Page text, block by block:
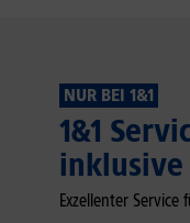
NUR BEI 1&1
1&1
inklusive
Exzellenter Service